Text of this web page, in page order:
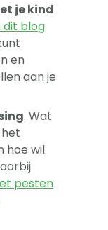
je kind
dit blog
en
aan je
. Wat
hoe wil
pesten